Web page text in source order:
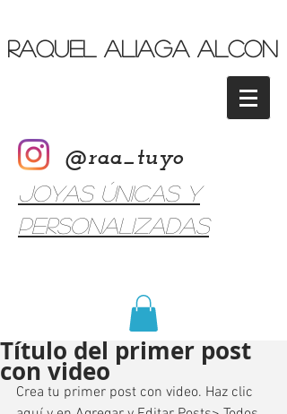
Raquel Aliaga Alcon
@raa_tuyo
Joyas únicas y
personalizadas
Título del primer post
con video
Crea tu primer post con video. Haz clic